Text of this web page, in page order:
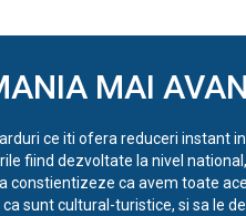
MAI
ce iti ofera reduceri instant
fiind dezvoltate la nivel
constientizeze ca avem toate
sunt cultural-turistice, si sa le